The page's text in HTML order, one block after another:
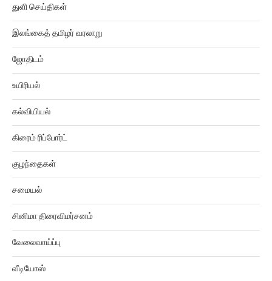
இலங்கைத் தமிழர் வரலாறு
ஜோதிடம்
உயிரியல்
கல்வியியல்
கிரைம் ரிப்போர்ட்
குழந்தைகள்
சமையல்
சினிமா திரைவிமர்சனம்
வேலைவாய்ப்பு
வீடியோஸ்